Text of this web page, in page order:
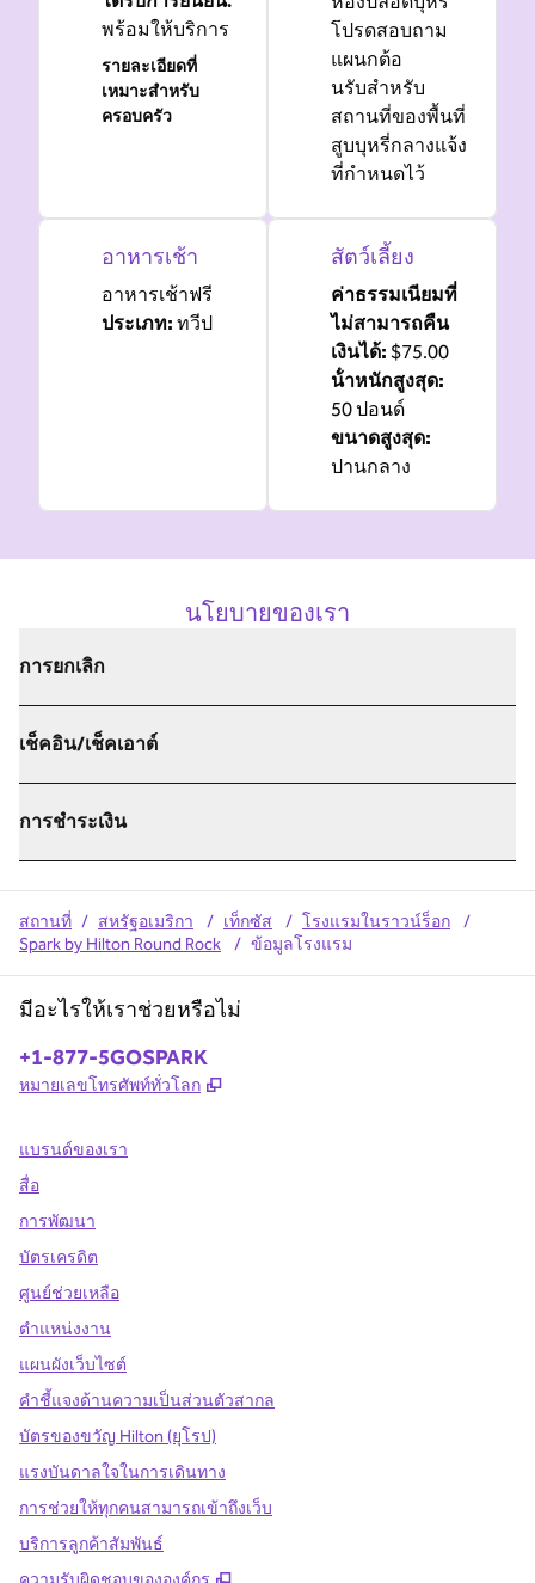
พร้อมให้บริการ
รายละเอียดที่
เหมาะสําหรับ
ครอบครัว
โปรดสอบถาม
แผนกต้อ
นรับสําหรับ
สถานที่ของพื้นที่
สูบบุหรี่กลางแจ้ง
ที่กําหนดไว้
อาหารเช้า
อาหารเช้าฟรี
ประเภท: ทวีป
สัตว์เลี้ยง
ค่าธรรมเนียมที่
ไม่สามารถคืน
เงินได้: $75.00
น้ําหนักสูงสุด:
50 ปอนด์
ขนาดสูงสุด:
ปานกลาง
นโยบายของเรา
การยกเลิก
เช็คอิน/เช็คเอาต์
การชำระเงิน
สถานที่ / สหรัฐอเมริกา / เท็กซัส / โรงแรมในราวน์ร็อก
/
Spark by Hilton Round Rock
/ ข้อมูลโรงแรม
มีอะไรให้เราช่วยหรือไม่
โทรศัพท์:
+1-877-5GOSPARK
หมายเลขโทรศัพท์ทั่วโลก ,
แบรนด์ของเรา
สื่อ
การพัฒนา
บัตรเครดิต
ศูนย์ช่วยเหลือ
ตำแหน่งงาน
แผนผังเว็บไซต์
คำชี้แจงด้านความเป็นส่วนตัวสากล
บัตรของขวัญ Hilton (ยุโรป)
แรงบันดาลใจในการเดินทาง
การช่วยให้ทุกคนสามารถเข้าถึงเว็บ
บริการลูกค้าสัมพันธ์
,